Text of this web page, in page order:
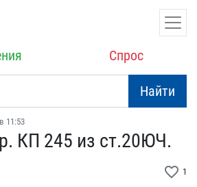
Спрос
Найти
11:53
КП 245 из​ ст.20ЮЧ.
favorite_border 1